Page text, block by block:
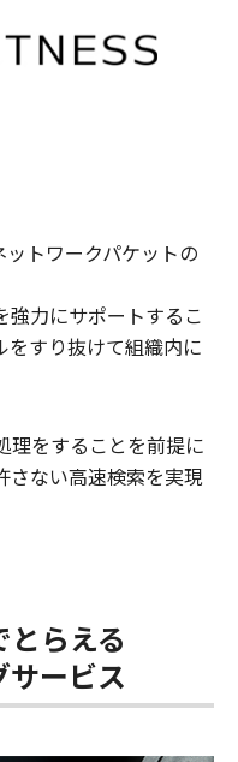
トワークパケットの
強力にサポートするこ
をすり抜けて組織内に
理をすることを前提に
さない高速検索を実現
らえる
サービス